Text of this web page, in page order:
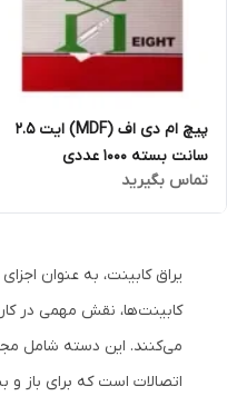
پیچ ام دی اف (MDF) ایت 2.5
سانت بسته 1000 عددی
تماس بگیرید
یراق کابینت، به عنوان
کابینت‌ها، نقش مهمی در
می‌کنند. این دسته شامل
اتصالات است که برای باز